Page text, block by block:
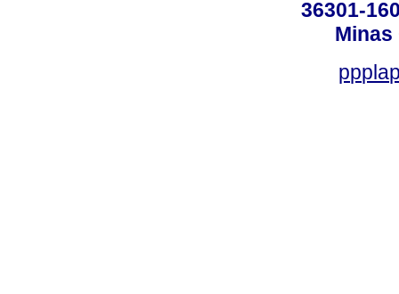
36301-
Minas